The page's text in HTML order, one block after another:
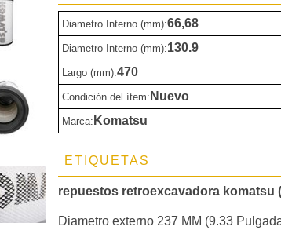
Diametro Interno (mm):66,68
Diametro Interno (mm):130.9
Largo (mm):470
Condición del ítem: Nuevo
Marca: Komatsu
ETIQUETAS
repuestos retroexcavadora komatsu
Diametro externo 237 MM (9.33